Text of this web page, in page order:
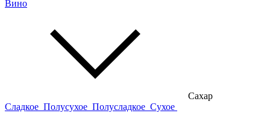
Вино
Сахар
Сладкое Полусухое Полусладкое Сухое